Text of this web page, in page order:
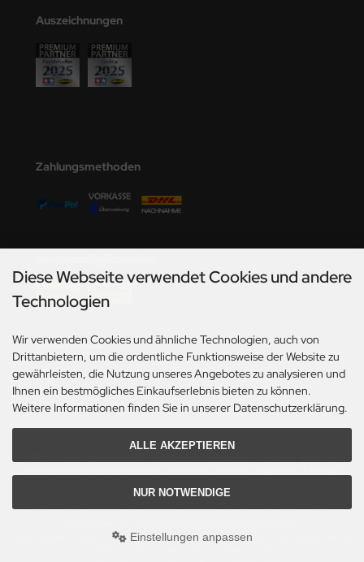
Auszeichnungen
Zahlungsmethoden
Social Media
Alle Preise inkl. gesetzl. MwSt. zzgl.Versandkosten. Die durchgestrichenen Preise
Axels Modellbau Shop © 2026 | Template based on modified eCommerce Shopsoftware
Diese Webseite verwendet Cookies und andere
Technologien
Wir verwenden Cookies und ähnliche Technologien, auch von
Drittanbietern, um die ordentliche Funktionsweise der Website zu
gewährleisten, die Nutzung unseres Angebotes zu analysieren und
Ihnen ein bestmögliches Einkaufserlebnis bieten zu können.
Weitere Informationen finden Sie in unserer Datenschutzerklärung.
ALLE AKZEPTIEREN
NUR NOTWENDIGE
Einstellungen anpassen
Hobby
Decals
Models